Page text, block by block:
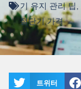
기 유지 관리 팁
절단기 가격
트위터